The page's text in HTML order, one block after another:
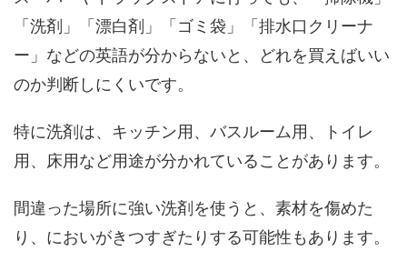
「洗剤」「漂白剤」「ゴミ袋」「排水口クリーナ
ー」などの英語が分からないと、どれを買えばいい
のか判断しにくいです。
特に洗剤は、キッチン用、バスルーム用、トイレ
用、床用など用途が分かれていることがあります。
間違った場所に強い洗剤を使うと、素材を傷めた
り、においがきつすぎたりする可能性もあります。